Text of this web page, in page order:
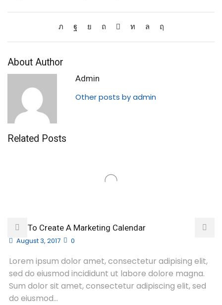
About Author
Admin
Other posts by admin
Related Posts
How To Create A Marketing Calendar
August 3, 2017 0
Lorem ipsum dolor amet, consectetur adipising elit,
sed do eiusmod incididunt ut labore dolore magna.
Sum dolor sit amet, consectetur adipiscing elit, sed
do eiusmod...